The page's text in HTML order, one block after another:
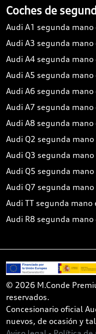
Coches de
Audi A1 segunda mano
Audi A3 segunda mano
Audi A4 segunda mano
Audi A5 segunda mano
Audi A6 segunda mano
Audi A7 segunda mano
Audi A8 segunda mano
Audi Q2 segunda
Audi Q3 segunda
Audi Q5 segunda
Audi Q7 segunda
Audi TT segunda mano
Audi R8 segunda mano
© 2026 M.Conde
reservados.
Concesionario oficial
nuevos, de ocasión y